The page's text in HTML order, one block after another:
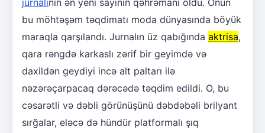
jurnalının ən yeni sayının qəhrəmanı oldu. Onun
bu möhtəşəm təqdimatı moda dünyasında böyük
maraqla qarşılandı. Jurnalın üz qabığında aktrisa,
qara rəngdə karkaslı zərif bir geyimdə və
daxildən geydiyi incə alt paltarı ilə
nəzərəçarpacaq dərəcədə təqdim edildi. O, bu
cəsarətli və dəbli görünüşünü dəbdəbəli brilyant
sırğalar, eləcə də hündür platformalı şıq